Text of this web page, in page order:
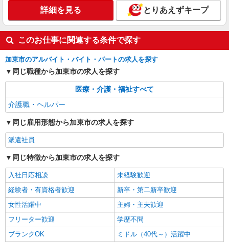
レア＊欠員により急募！シニア向けマンション
で生活サポート
時給1550円〜2187円 ＜日払い有/週払い有/交
通費全支給(ガソリン代含む)＞
加東市 ≪最寄り駅≫滝野
キープ
株式会社ブレイブ（マイナビグループ）/MDH28
介護スタッフ ◆デイサービス、サービス付き
高齢者向け住宅、グループホームなど様々な勤
る） 経験者：時給1550〜1750円（資格・経験によ
る） ◎月収例 時給1750円×1日8時間×22日（週5
日）＝30万8000円 ◆昇給あり ◆支払い方法 ※日
払い/週払い/月払い対応も可能です。詳しくは面談
時にご相談ください。 ◆交通費：別途全額支給 ※
当社規定あり
兵庫県加東市 【最寄駅】 ◆JR加古川線「滝
駅」 ◆JR加古川線「滝野駅」 ◆JR加古川線「社
町駅」 ★その他、近隣に多数勤務地あります！
キープ 詳細を見る
詳細を見る とりあえずキープ
このお仕事に関連する条件で探す
加東市のアルバイト・バイト・パートの求人を探す
同じ職種から加東市の求人を探す
医療・介護・福祉すべて
介護職・ヘルパー
同じ雇用形態から加東市の求人を探す
派遣社員
同じ特徴から加東市の求人を探す
入社日応相談
未経験歓迎
経験者・有資格者歓迎
新卒・第二新卒歓迎
女性活躍中
主婦・主夫歓迎
フリーター歓迎
学歴不問
ブランクOK
ミドル（40代～）活躍中